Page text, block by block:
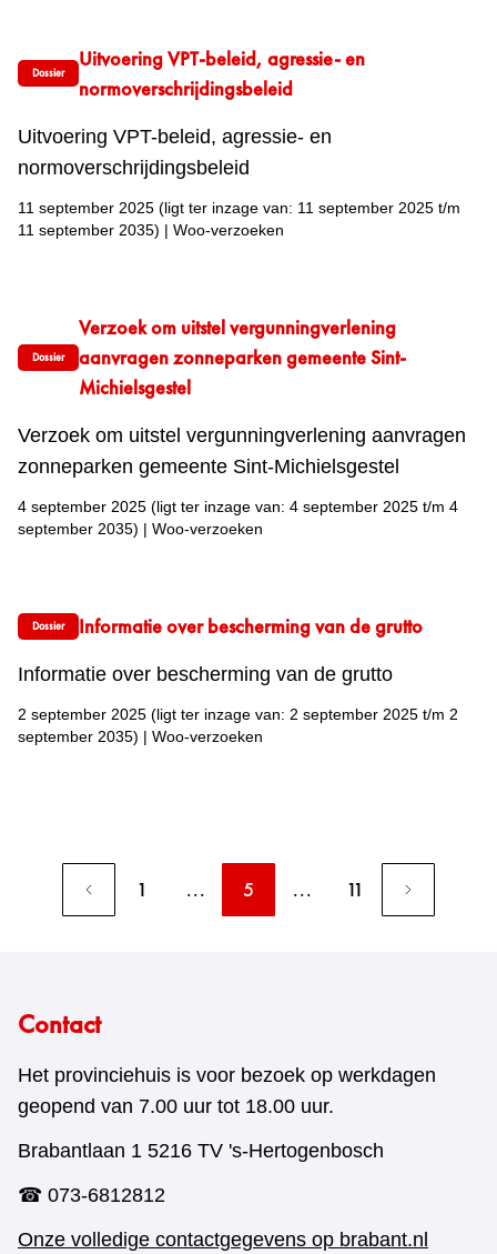
Dossier
Uitvoering VPT-beleid, agressie- en
normoverschrijdingsbeleid
Uitvoering VPT-beleid, agressie- en
normoverschrijdingsbeleid
11 september 2025 (ligt ter inzage van: 11 september 2025 t/m
11 september 2035) | Woo-verzoeken
Dossier
Verzoek om uitstel vergunningverlening
aanvragen zonneparken gemeente Sint-
Michielsgestel
Verzoek om uitstel vergunningverlening aanvragen
zonneparken gemeente Sint-Michielsgestel
4 september 2025 (ligt ter inzage van: 4 september 2025 t/m 4
september 2035) | Woo-verzoeken
Dossier Informatie over bescherming van de grutto
Informatie over bescherming van de grutto
2 september 2025 (ligt ter inzage van: 2 september 2025 t/m 2
september 2035) | Woo-verzoeken
1 ... 5 ... 11
Contact
Het provinciehuis is voor bezoek op werkdagen
geopend van 7.00 uur tot 18.00 uur.
Brabantlaan 1 5216 TV 's-Hertogenbosch
☎ 073-6812812
Onze volledige contactgegevens op brabant.nl